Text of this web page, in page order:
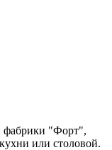
фабрики "Форт",
или столовой.